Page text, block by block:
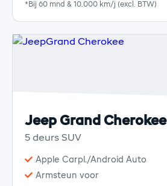
*Bij 60 mnd & 10.000 km/j (excl. BTW)
Jeep Grand Cherokee
5 deurs SUV
Apple Carpl./Android Auto
Armsteun voor